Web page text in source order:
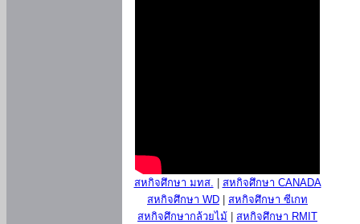
สหกิจศึกษา มทส.
สหกิจศึกษา CANADA
สหกิจศึกษา WD
สหกิจศึกษา ซีเกท
สหกิจศึกษากล้วยไม้
สหกิจศึกษา RMIT